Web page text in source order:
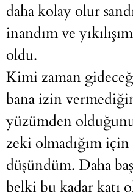
daha kolay olur
inandım ve
oldu.
Kimi zaman
bana izin
yüzümden
zeki olmadığım
düşündüm. Daha
belki bu kadar katı